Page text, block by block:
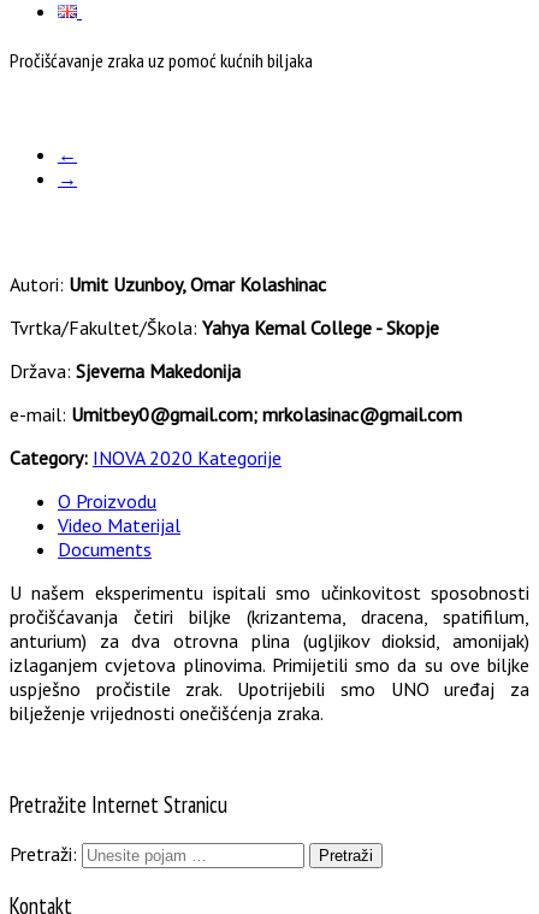
Pročišćavanje zraka uz pomoć kućnih biljaka
←
→
Autori: Umit Uzunboy, Omar Kolashinac
Tvrtka/Fakultet/Škola: Yahya Kemal College - Skopje
Država: Sjeverna Makedonija
e-mail: Umitbey0@gmail.com; mrkolasinac@gmail.com
Category: INOVA 2020 Kategorije
O Proizvodu
Video Materijal
Documents
U našem eksperimentu ispitali smo učinkovitost sposobnosti
pročišćavanja četiri biljke (krizantema, dracena, spatifilum,
anturium) za dva otrovna plina (ugljikov dioksid, amonijak)
izlaganjem cvjetova plinovima. Primijetili smo da su ove biljke
uspješno pročistile zrak. Upotrijebili smo UNO uređaj za
bilježenje vrijednosti onečišćenja zraka.
Pretražite Internet Stranicu
Pretraži:
Kontakt